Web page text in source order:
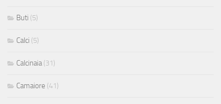
Buti (5)
Calci (5)
Calcinaia (31)
Camaiore (41)